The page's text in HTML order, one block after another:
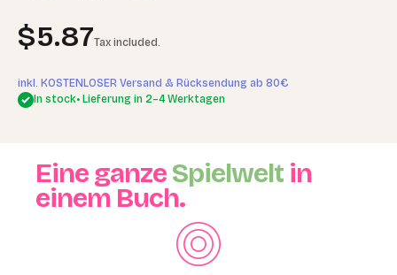
Sale price
$5.87Tax included.
inkl. KOSTENLOSER Versand & Rücksendung ab 80€
In stock• Lieferung in 2–4 Werktagen
Eine ganzeSpielwelt in
einem Buch.